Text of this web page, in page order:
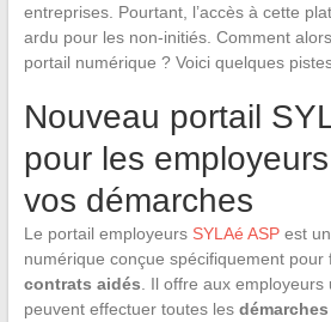
entreprises. Pourtant, l’accès à cette
ardu pour les non-initiés. Comment
portail numérique ? Voici quelques
Nouveau portail
pour les
vos démarches
Le portail employeurs SYLAé ASPest
numérique conçue spécifiquement pour
contrats aidés . Il offre aux
peuvent effectuer toutes les